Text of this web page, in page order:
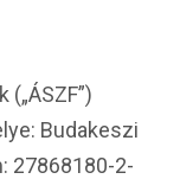
Budakeszi
27868180-2-